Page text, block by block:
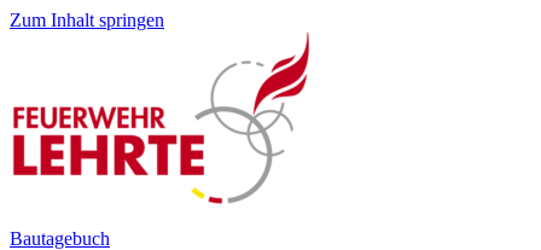
Zum Inhalt springen
Bautagebuch